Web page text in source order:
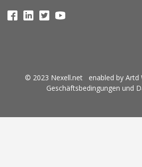
© 2023 Nexell.net enabled by Artd
Geschäftsbedingungen und